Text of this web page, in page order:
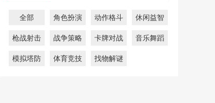
全部 角色扮演 动作格斗 休闲益智
枪战射击 战争策略 卡牌对战 音乐舞蹈
模拟塔防 体育竞技 找物解谜